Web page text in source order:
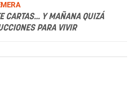
CARTAS... Y MAÑANA QUIZÁ
PARA VIVIR